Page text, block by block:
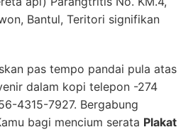
Bantul, Teritori signifikan
pas tempo pandai pula atas
dalam kopi telepon -274
4315-7927. Bergabung
bagi mencium serata Plakat